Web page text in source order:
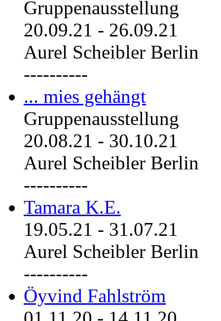
Gruppenausstellung
20.09.21 - 26.09.21
Aurel Scheibler Berlin
----------
... mies gehängt
Gruppenausstellung
20.08.21 - 30.10.21
Aurel Scheibler Berlin
----------
Tamara K.E.
19.05.21 - 31.07.21
Aurel Scheibler Berlin
----------
Öyvind Fahlström